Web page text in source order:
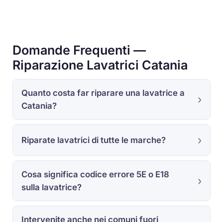
Domande Frequenti —
Riparazione Lavatrici Catania
Quanto costa far riparare una lavatrice a
Catania?
Riparate lavatrici di tutte le marche?
Cosa significa codice errore 5E o E18
sulla lavatrice?
Intervenite anche nei comuni fuori